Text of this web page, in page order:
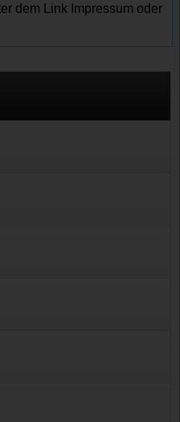
dem Link Impressum oder